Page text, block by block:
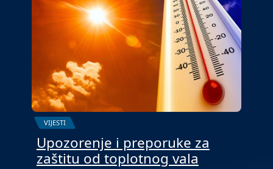
VIJESTI
Upozorenje i preporuke za
zaštitu od toplotnog vala